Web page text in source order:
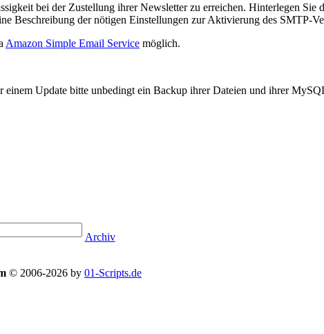
bei der Zustellung ihrer Newsletter zu erreichen. Hinterlegen Sie
Beschreibung der nötigen Einstellungen zur Aktivierung des SMTP-
Amazon Simple Email Service möglich.
Update bitte unbedingt ein Backup ihrer Dateien und ihrer
Archiv
© 2006-2026 by 01-Scripts.de